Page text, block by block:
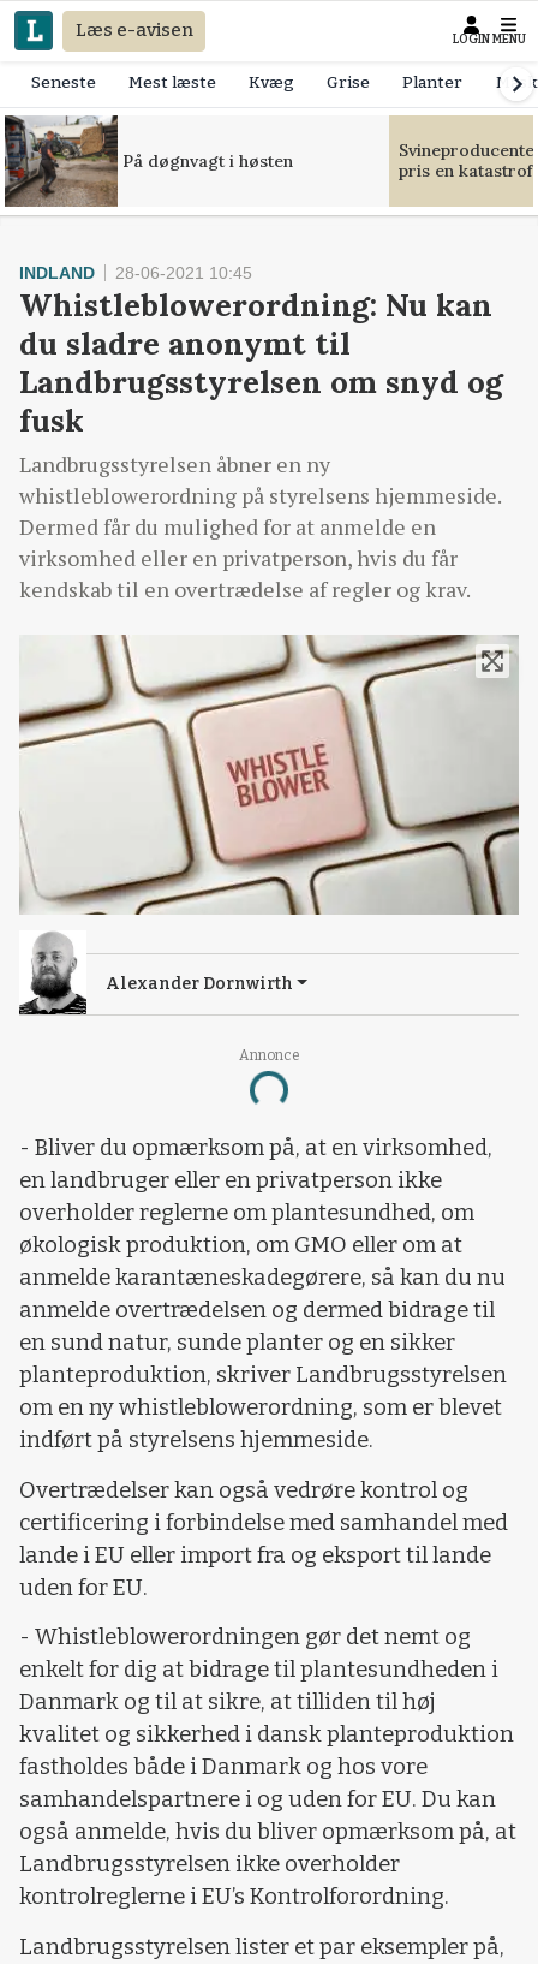
Læs e-avisen LOGIN MENU
Seneste Mest læste Kvæg Grise Planter
På døgnvagt i høsten
pris en
Annonce
Loading...
INDLAND 28-06-2021 10:45
Whistleblowerordning: Nu kan
du sladre anonymt til
Landbrugsstyrelsen om snyd og
fusk
Landbrugsstyrelsen åbner en ny
whistleblowerordning på styrelsens hjemmeside.
Dermed får du mulighed for at anmelde en
virksomhed eller en privatperson, hvis du får
kendskab til en overtrædelse af regler og krav.
Alexander Dornwirth
- Bliver du opmærksom på, at en virksomhed,
en landbruger eller en privatperson ikke
overholder reglerne om plantesundhed, om
økologisk produktion, om GMO eller om at
anmelde karantæneskadegørere, så kan du nu
anmelde overtrædelsen og dermed bidrage til
en sund natur, sunde planter og en sikker
planteproduktion, skriver Landbrugsstyrelsen
om en ny whistleblowerordning, som er blevet
indført på styrelsens hjemmeside.
Overtrædelser kan også vedrøre kontrol og
certificering i forbindelse med samhandel med
lande i EU eller import fra og eksport til lande
uden for EU.
- Whistleblowerordningen gør det nemt og
enkelt for dig at bidrage til plantesundheden i
Danmark og til at sikre, at tilliden til høj
kvalitet og sikkerhed i dansk planteproduktion
fastholdes både i Danmark og hos vore
samhandelspartnere i og uden for EU. Du kan
også anmelde, hvis du bliver opmærksom på, at
Landbrugsstyrelsen ikke overholder
kontrolreglerne i EU’s Kontrolforordning.
Landbrugsstyrelsen lister et par eksempler på,